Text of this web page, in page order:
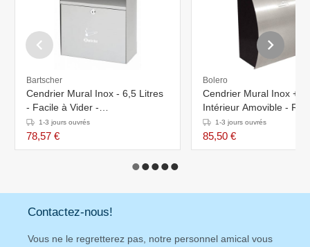
Bartscher
Cendrier Mural Inox - 6,5 Litres
- Facile à Vider -
280x140x373(h)mm
1-3 jours ouvrés
78,57 €
Bolero
Cendrier Mural Inox +
Intérieur Amovible -
- 250x140x350(h)mm
1-3 jours ouvrés
85,50 €
Contactez-nous!
Vous ne le regretterez pas, notre personnel amical vous